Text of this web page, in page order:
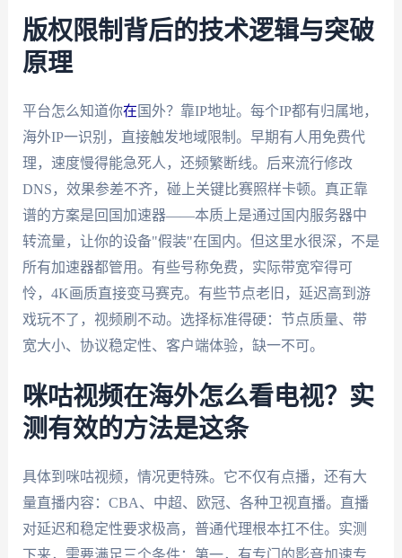
版权限制背后的技术逻辑与突破
原理
平台怎么知道你在 国外？靠IP地址。每个IP都有归属地，
海外IP一识别，直接触发地域限制。早期有人用免费代
理，速度慢得能急死人，还频繁断线。后来流行修改
DNS，效果参差不齐，碰上关键比赛照样卡顿。真正靠
谱的方案是回国加速器——本质上是通过国内服务器中
转流量，让你的设备"假装"在国内。但这里水很深，不是
所有加速器都管用。有些号称免费，实际带宽窄得可
怜，4K画质直接变马赛克。有些节点老旧，延迟高到游
戏玩不了，视频刷不动。选择标准得硬：节点质量、带
宽大小、协议稳定性、客户端体验，缺一不可。
咪咕视频在海外怎么看电视？实
测有效的方法是这条
具体到咪咕视频，情况更特殊。它不仅有点播，还有大
量直播内容：CBA、中超、欧冠、各种卫视直播。直播
对延迟和稳定性要求极高，普通代理根本扛不住。实测